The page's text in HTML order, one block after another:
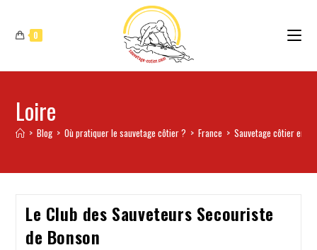
0
Loire
> Blog > Où pratiquer le sauvetage côtier ? > France > Sauvetage côtier en
Le Club des Sauveteurs Secouriste
de Bonson